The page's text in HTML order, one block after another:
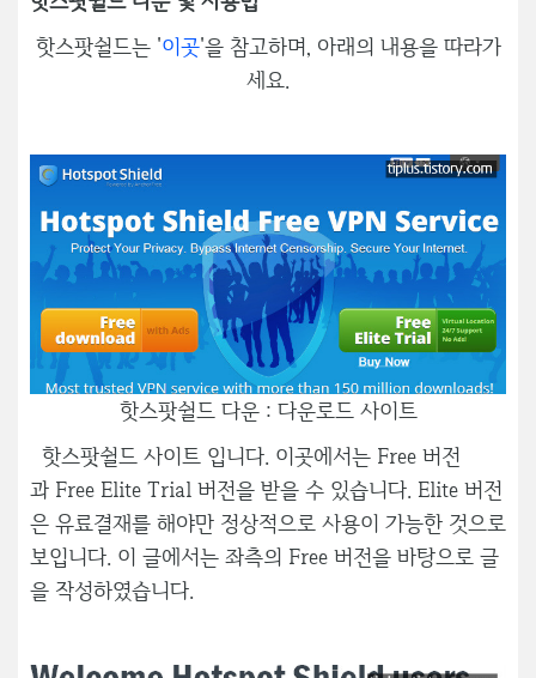
핫스팟쉴드는 '이곳'을 참고하며, 아래의 내용을 따라가
세요.
핫스팟쉴드 다운 : 다운로드 사이트
핫스팟쉴드 사이트 입니다. 이곳에서는 Free 버전
과 Free Elite Trial 버전을 받을 수 있습니다. Elite 버전
은 유료결재를 해야만 정상적으로 사용이 가능한 것으로
보입니다. 이 글에서는 좌측의 Free 버전을 바탕으로 글
을 작성하였습니다.